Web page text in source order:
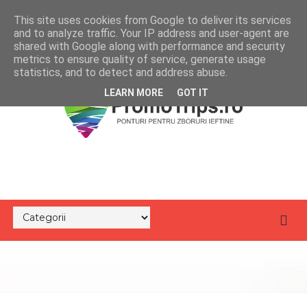
This site uses cookies from Google to deliver its services
and to analyze traffic. Your IP address and user-agent are
shared with Google along with performance and security
metrics to ensure quality of service, generate usage
statistics, and to detect and address abuse.
LEARN MORE GOT IT